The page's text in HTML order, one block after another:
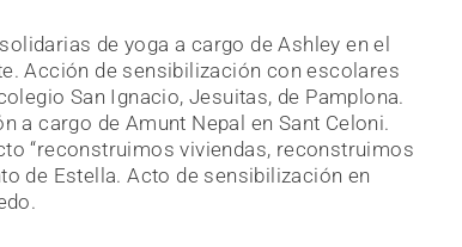
de yoga a cargo de Ashley en el
Acción de sensibilización con escolares
San Ignacio, Jesuitas, de Pamplona.
a cargo de Amunt Nepal en Sant Celoni.
“reconstruimos viviendas, reconstruimos
de Estella. Acto de sensibilización en